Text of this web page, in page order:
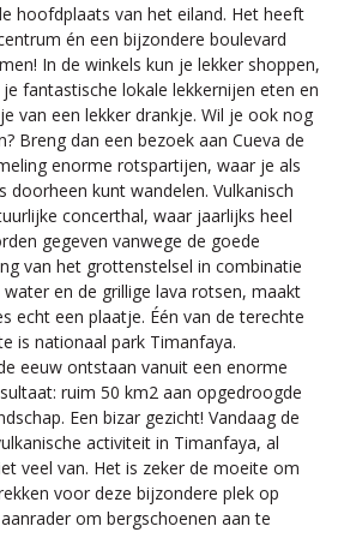
hoofdplaats van het eiland. Het heeft
én een bijzondere boulevard
In de winkels kun je lekker shoppen,
fantastische lokale lekkernijen eten en
van een lekker drankje. Wil je ook nog
Breng dan een bezoek aan Cueva de
enorme rotspartijen, waar je als
doorheen kunt wandelen. Vulkanisch
concerthal, waar jaarlijks heel
gegeven vanwege de goede
van het grottenstelsel in combinatie
en de grillige lava rotsen, maakt
echt een plaatje. Één van de terechte
is nationaal park Timanfaya.
eeuw ontstaan vanuit een enorme
ruim 50 km2 aan opgedroogde
Een bizar gezicht! Vandaag de
activiteit in Timanfaya, al
veel van. Het is zeker de moeite om
voor deze bijzondere plek op
om bergschoenen aan te